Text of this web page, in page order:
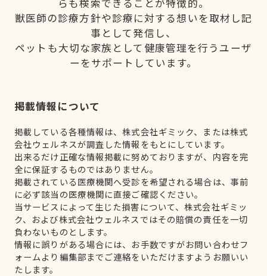
らも検索できることが特徴的。
獣医師の診療方針や診療に対する想いを取材し記
事として発信し、
ペットも大切な家族として健康管理を行うユーザ
ーをサポートしています。
掲載情報について
掲載している各種情報は、株式会社ギミック、または株式
会社ウェルネスが調査した情報をもとにしています。
出来るだけ正確な情報掲載に努めておりますが、内容を完
全に保証するものではありません。
掲載されている医療機関へ受診を希望される場合は、事前
に必ず該当の医療機関に直接ご確認ください。
当サービスによって生じた損害について、株式会社ギミッ
ク、および株式会社ウェルネスではその賠償の責任を一切
負わないものとします。
情報に誤りがある場合には、お手数ですがお問い合わせフ
ォームより編集部までご連絡をいただけますようお願いい
たします。